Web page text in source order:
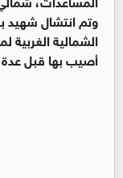
وتم انتشال
الشمالية الغربية
أصيب بها قبل عدة